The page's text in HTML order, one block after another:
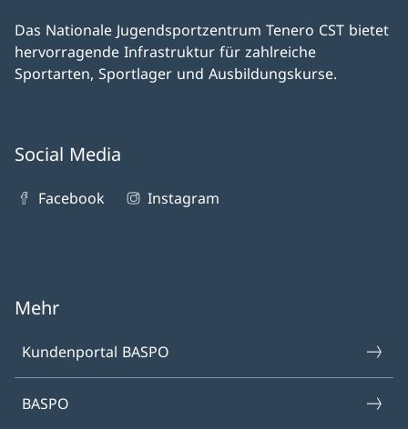
Das Nationale Jugendsportzentrum Tenero CST bietet
hervorragende Infrastruktur für zahlreiche
Sportarten, Sportlager und Ausbildungskurse.
Social Media
Facebook Instagram
Mehr
Kundenportal BASPO
BASPO